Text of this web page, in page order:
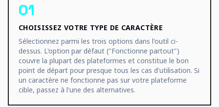
01
CHOISISSEZ VOTRE TYPE DE CARACTÈRE
Sélectionnez parmi les trois options dans l'outil ci-
dessus. L'option par défaut ("Fonctionne partout")
couvre la plupart des plateformes et constitue le bon
point de départ pour presque tous les cas d'utilisation. Si
un caractère ne fonctionne pas sur votre plateforme
cible, passez à l'une des alternatives.